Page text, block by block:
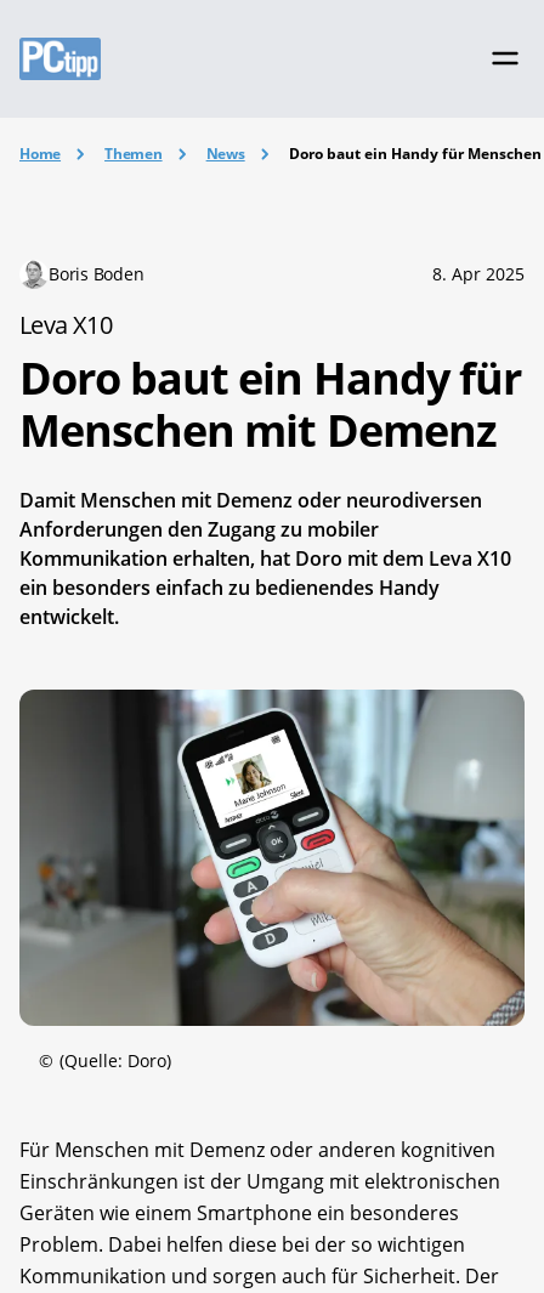
Home Themen News Doro baut ein Handy für
Boris Boden 8. Apr 2025
Leva X10
Doro baut ein Handy für
Menschen mit Demenz
Damit Menschen mit Demenz oder neurodiversen
Anforderungen den Zugang zu mobiler
Kommunikation erhalten, hat Doro mit dem Leva X10
ein besonders einfach zu bedienendes Handy
entwickelt.
© (Quelle: Doro)
Für Menschen mit Demenz oder anderen kognitiven
Einschränkungen ist der Umgang mit elektronischen
Geräten wie einem Smartphone ein besonderes
Problem. Dabei helfen diese bei der so wichtigen
Kommunikation und sorgen auch für Sicherheit. Der